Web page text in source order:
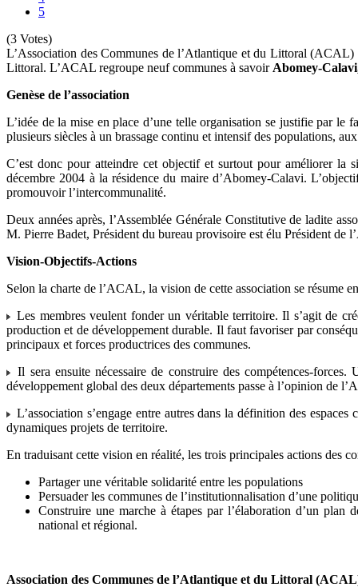
5
(3 Votes)
L’Association des Communes de l’Atlantique et du Littoral (ACAL)
Littoral. L’ACAL regroupe neuf communes à savoir Abomey-
Genèse de l’association
L’idée de la mise en place d’une telle organisation se justifie par le
plusieurs siècles à un brassage continu et intensif des populations,
C’est donc pour atteindre cet objectif et surtout pour améliorer la
décembre 2004 à la résidence du maire d’Abomey-Calavi.
promouvoir l’intercommunalité.
Deux années après, l’Assemblée Générale Constitutive de ladite
M. Pierre Badet, Président du bureau provisoire est élu Président de
Vision-Objectifs-Actions
Selon la charte de l’ACAL, la vision de cette association se résume
Les membres veulent fonder un véritable territoire. Il s’agit de
production et de développement durable. Il faut favoriser par
principaux et forces productrices des communes.
Il sera ensuite nécessaire de construire des compétences-
développement global des deux départements passe à l’opinion de
L’association s’engage entre autres dans la définition des
dynamiques projets de territoire.
En traduisant cette vision en réalité, les trois principales actions des
Partager une véritable solidarité entre les populations
Persuader les communes de l’institutionnalisation d’une
Construire une marche à étapes par l’élaboration d’un plan
national et régional.
Association des Communes de l’Atlantique et du Littoral